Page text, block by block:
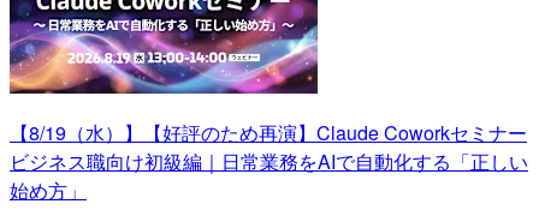
【8/19（水）】【好評のため再演】Claude Coworkセミナー
ビジネス職向け初級編｜日常業務をAIで自動化する「正しい
始め方」